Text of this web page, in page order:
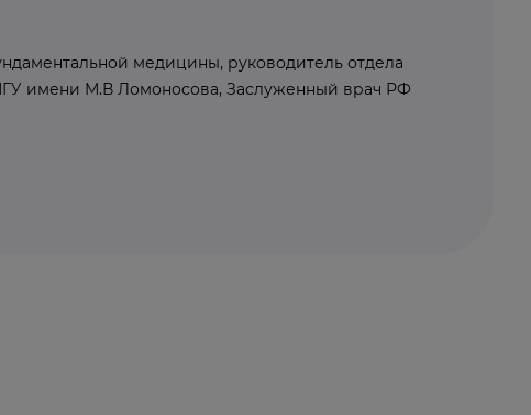
медицины, руководитель отдела
имени М.В Ломоносова, Заслуженный врач РФ